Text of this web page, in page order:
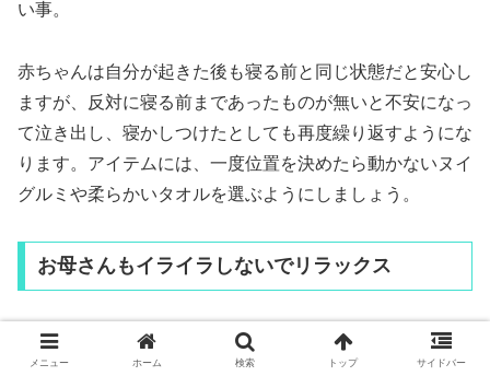
い事。
赤ちゃんは自分が起きた後も寝る前と同じ状態だと安心し
ますが、反対に寝る前まであったものが無いと不安になっ
て泣き出し、寝かしつけたとしても再度繰り返すようにな
ります。アイテムには、一度位置を決めたら動かないヌイ
グルミや柔らかいタオルを選ぶようにしましょう。
お母さんもイライラしないでリラックス
メニュー ホーム 検索 トップ サイドバー